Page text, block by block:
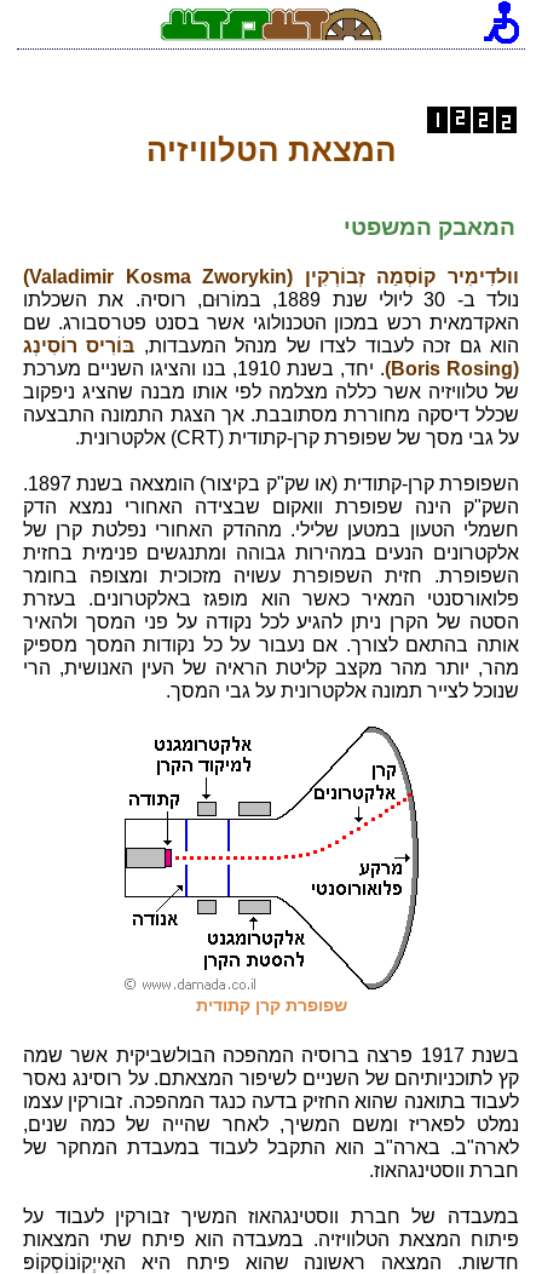
המצאת הטלוויזיה
המאבק המשפטי
וולדִימִיר קוֹסְמַה זְבוֹרְקִין (Valadimir Kosma Zworykin)
נולד ב- 30 ליולי שנת 1889, במוֹרוּם, רוסיה. את השכלתו
האקדמאית רכש במכון הטכנולוגי אשר בסנט פטרסבורג. שם
הוא גם זכה לעבוד לצדו של מנהל המעבדות, בּוֹרִיס רוֹסִינְג
(Boris Rosing)
. יחד, בשנת 1910, בנו והציגו השניים מערכת
של טלוויזיה אשר כללה מצלמה לפי אותו מבנה שהציג ניפקוב
שכלל דיסקה מחוררת מסתובבת. אך הצגת התמונה התבצעה
על גבי מסך של שפופרת קרן-קתודית (CRT) אלקטרונית.
השפופרת קרן-קתודית (או שק"ק בקיצור) הומצאה בשנת 1897.
השק"ק הינה שפופרת וואקום שבצידה האחורי נמצא הדק
חשמלי הטעון במטען שלילי. מההדק האחורי נפלטת קרן של
אלקטרונים הנעים במהירות גבוהה ומתנגשים פנימית בחזית
השפופרת. חזית השפופרת עשויה מזכוכית ומצופה בחומר
פלואורסנטי המאיר כאשר הוא מופגז באלקטרונים. בעזרת
הסטה של הקרן ניתן להגיע לכל נקודה על פני המסך ולהאיר
אותה בהתאם לצורך. אם נעבור על כל נקודות המסך מספיק
מהר, יותר מהר מקצב קליטת הראיה של העין האנושית, הרי
שנוכל לצייר תמונה אלקטרונית על גבי המסך.
שפופרת קרן קתודית
בשנת 1917 פרצה ברוסיה המהפכה הבולשביקית אשר שמה
קץ לתוכניותיהם של השניים לשיפור המצאתם. על רוסינג נאסר
לעבוד בתואנה שהוא החזיק בדעה כנגד המהפכה. זבורקין עצמו
נמלט לפאריז ומשם המשיך, לאחר שהייה של כמה שנים,
לארה"ב. בארה"ב הוא התקבל לעבוד במעבדת המחקר של
חברת ווסטינגהאוז.
במעבדה של חברת ווסטינגהאוז המשיך זבורקין לעבוד על
פיתוח המצאת הטלוויזיה. במעבדה הוא פיתח שתי המצאות
חדשות. המצאה ראשונה שהוא פיתח היא האָייְקוֹנוֹסְקוֹפּ